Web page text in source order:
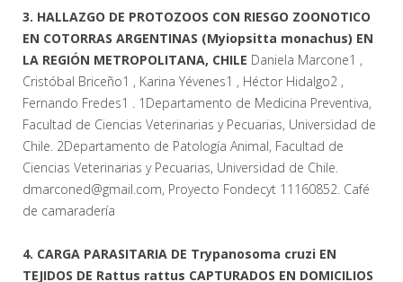
3. HALLAZGO DE PROTOZOOS CON RIESGO ZOONOTICO
EN COTORRAS ARGENTINAS (Myiopsitta monachus) EN
LA REGIÓN METROPOLITANA, CHILE Daniela Marcone1 ,
Cristóbal Briceño1 , Karina Yévenes1 , Héctor Hidalgo2 ,
Fernando Fredes1 . 1Departamento de Medicina Preventiva,
Facultad de Ciencias Veterinarias y Pecuarias, Universidad de
Chile. 2Departamento de Patología Animal, Facultad de
Ciencias Veterinarias y Pecuarias, Universidad de Chile.
dmarconed@gmail.com, Proyecto Fondecyt 11160852. Café
de camaradería
4. CARGA PARASITARIA DE Trypanosoma cruzi EN
TEJIDOS DE Rattus rattus CAPTURADOS EN DOMICILIOS